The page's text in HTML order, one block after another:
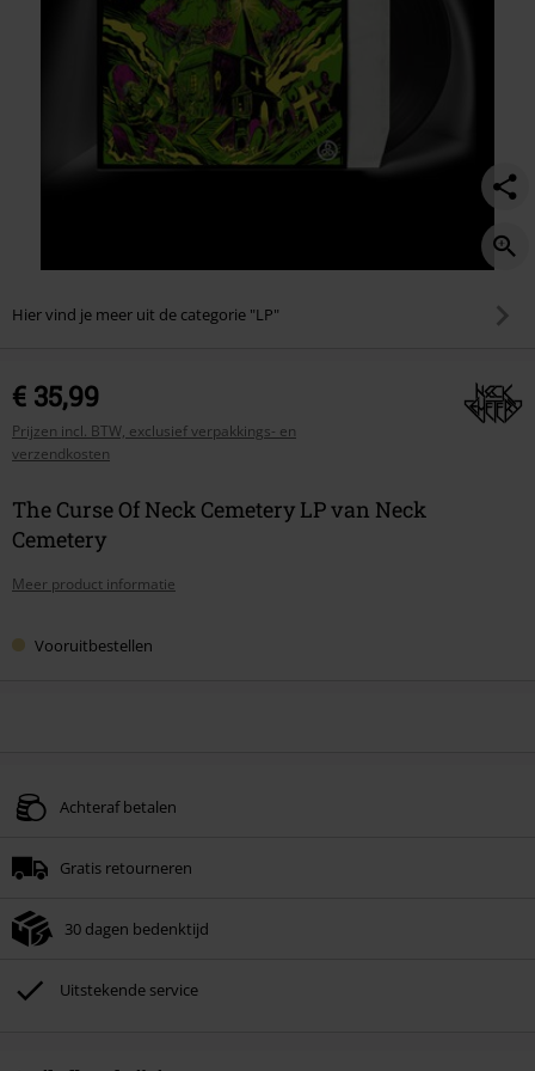
Hier vind je meer uit de categorie "LP"
€ 35,99
Prijzen incl. BTW, exclusief verpakkings- en
verzendkosten
The Curse Of Neck Cemetery LP van Neck
Cemetery
Meer product informatie
Vooruitbestellen
Achteraf betalen
Gratis retourneren
30 dagen bedenktijd
Uitstekende service